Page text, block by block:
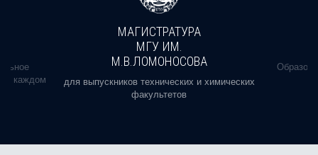
в каждом
МАГИСТРАТУРА
МГУ ИМ.
М.В.ЛОМОНОСОВА
для выпускников технических и химических
факультетов